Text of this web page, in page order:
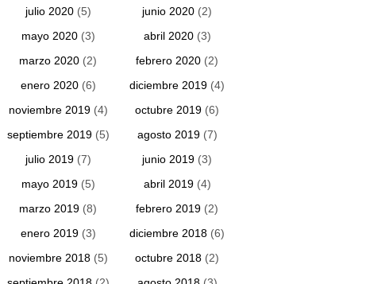
julio 2020(5) junio 2020 (2)
mayo 2020(3) abril 2020(3)
marzo 2020 (2) febrero 2020 (2)
enero 2020(6) diciembre 2019 (4)
noviembre 2019(4) octubre 2019 (6)
septiembre 2019(5) agosto 2019(7)
julio 2019(7) junio 2019 (3)
mayo 2019(5) abril 2019(4)
marzo 2019 (8) febrero 2019 (2)
enero 2019(3) diciembre 2018 (6)
noviembre 2018(5) octubre 2018 (2)